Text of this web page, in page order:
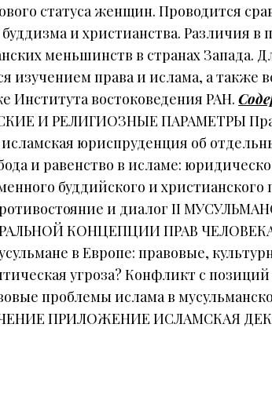
статуса женщин. Проводится
и христианства. Различия в
меньшинств в странах Запада.
изучением права и ислама, а также
востоковедения РАН.
И РЕЛИГИОЗНЫЕ ПАРАМЕТРЫ Права
юриспруденция об
и равенство в исламе:
буддийского и
и диалог II
КОНЦЕПЦИИ ПРАВ ЧЕЛОВЕКА
в Европе: правовые,
угроза? Конфликт с
проблемы ислама в
ПРИЛОЖЕНИЕ ИСЛАМСКАЯ